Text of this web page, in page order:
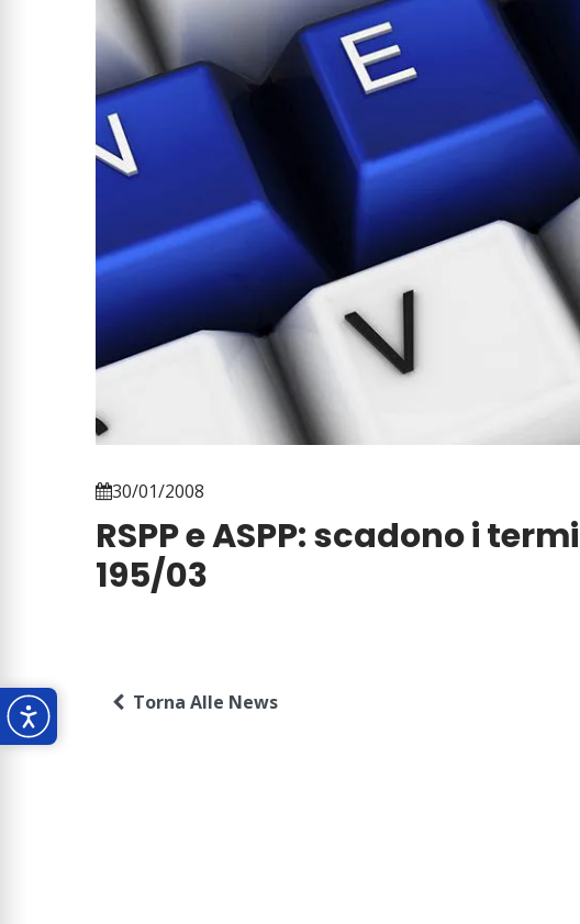
30/01/2008
RSPP e ASPP: scadono i
195/03
Torna Alle News